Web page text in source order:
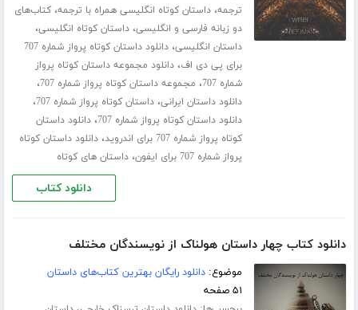
ترجمه،داستان کوتاه انگلیسی همراه با ترجمه،کتاب‌های
دو زبانه فارسی و انگلیسی،داستان کوتاه انگلیسی،
داستان انگلیسی،
دانلود داستان کوتاه پرواز شماره 707
برای پی دی اف،دانلود مجموعه داستان کوتاه پرواز
شماره 707
، مجموعه داستان کوتاه پرواز شماره 707 ،
دانلود داستان ایرانی،داستان کوتاه پرواز شماره 707 ،
دانلود داستان کوتاه پرواز شماره 707 ،دانلود داستان
کوتاه پرواز شماره 707 برای اندروید
،دانلود داستان کوتاه
پرواز شماره 707 برای ایفون
،داستان های کوتاه
دانلود کتاب
دانلود کتاب چهار داستان هولناک از نویسندگان مختلف
موضوع:دانلود رایگان بهترین کتاب‌های داستان
۵۱ صفحه